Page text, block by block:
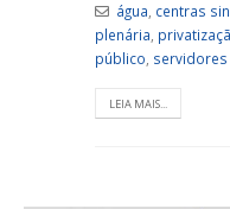
água centras
plenária
público
LEIA MAIS...